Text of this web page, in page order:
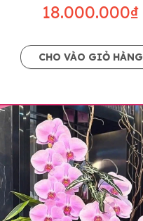
18.000.000₫
CHO VÀO GIỎ HÀNG